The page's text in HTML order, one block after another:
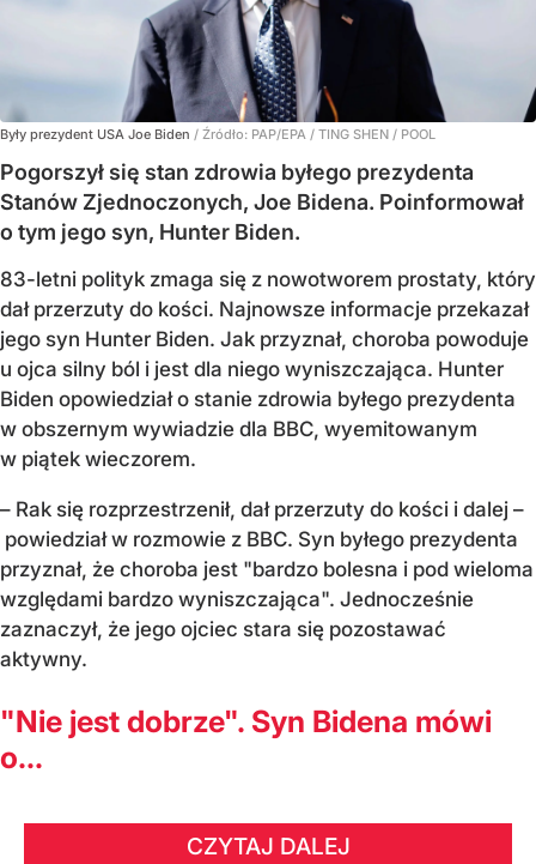
Były prezydent USA Joe Biden / Źródło: PAP/EPA / TING SHEN / POOL
Pogorszył się stan zdrowia byłego prezydenta
Stanów Zjednoczonych, Joe Bidena. Poinformował
o tym jego syn, Hunter Biden.
83-letni polityk zmaga się z nowotworem prostaty, który
dał przerzuty do kości. Najnowsze informacje przekazał
jego syn Hunter Biden. Jak przyznał, choroba powoduje
u ojca silny ból i jest dla niego wyniszczająca. Hunter
Biden opowiedział o stanie zdrowia byłego prezydenta
w obszernym wywiadzie dla BBC, wyemitowanym
w piątek wieczorem.
– Rak się rozprzestrzenił, dał przerzuty do kości i dalej –
powiedział w rozmowie z BBC. Syn byłego prezydenta
przyznał, że choroba jest "bardzo bolesna i pod wieloma
względami bardzo wyniszczająca". Jednocześnie
zaznaczył, że jego ojciec stara się pozostawać
aktywny.
"Nie jest dobrze". Syn Bidena mówi
o...
CZYTAJ DALEJ